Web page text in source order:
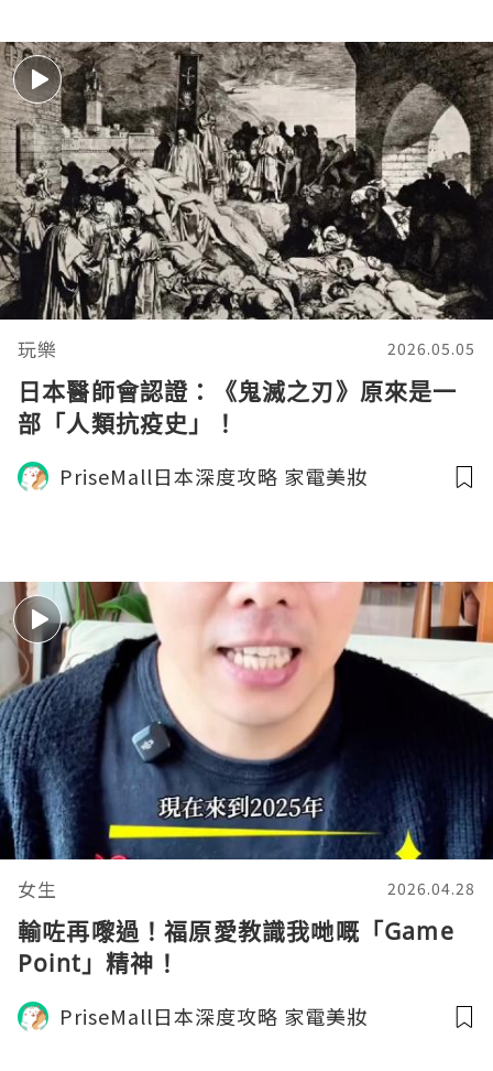
玩樂 2026.05.05
日本醫師會認證：《鬼滅之刃》原來是一
部「人類抗疫史」！
PriseMall日本深度攻略 家電美妝
女生 2026.04.28
輸咗再嚟過！福原愛教識我哋嘅「Game
Point」精神！
PriseMall日本深度攻略 家電美妝